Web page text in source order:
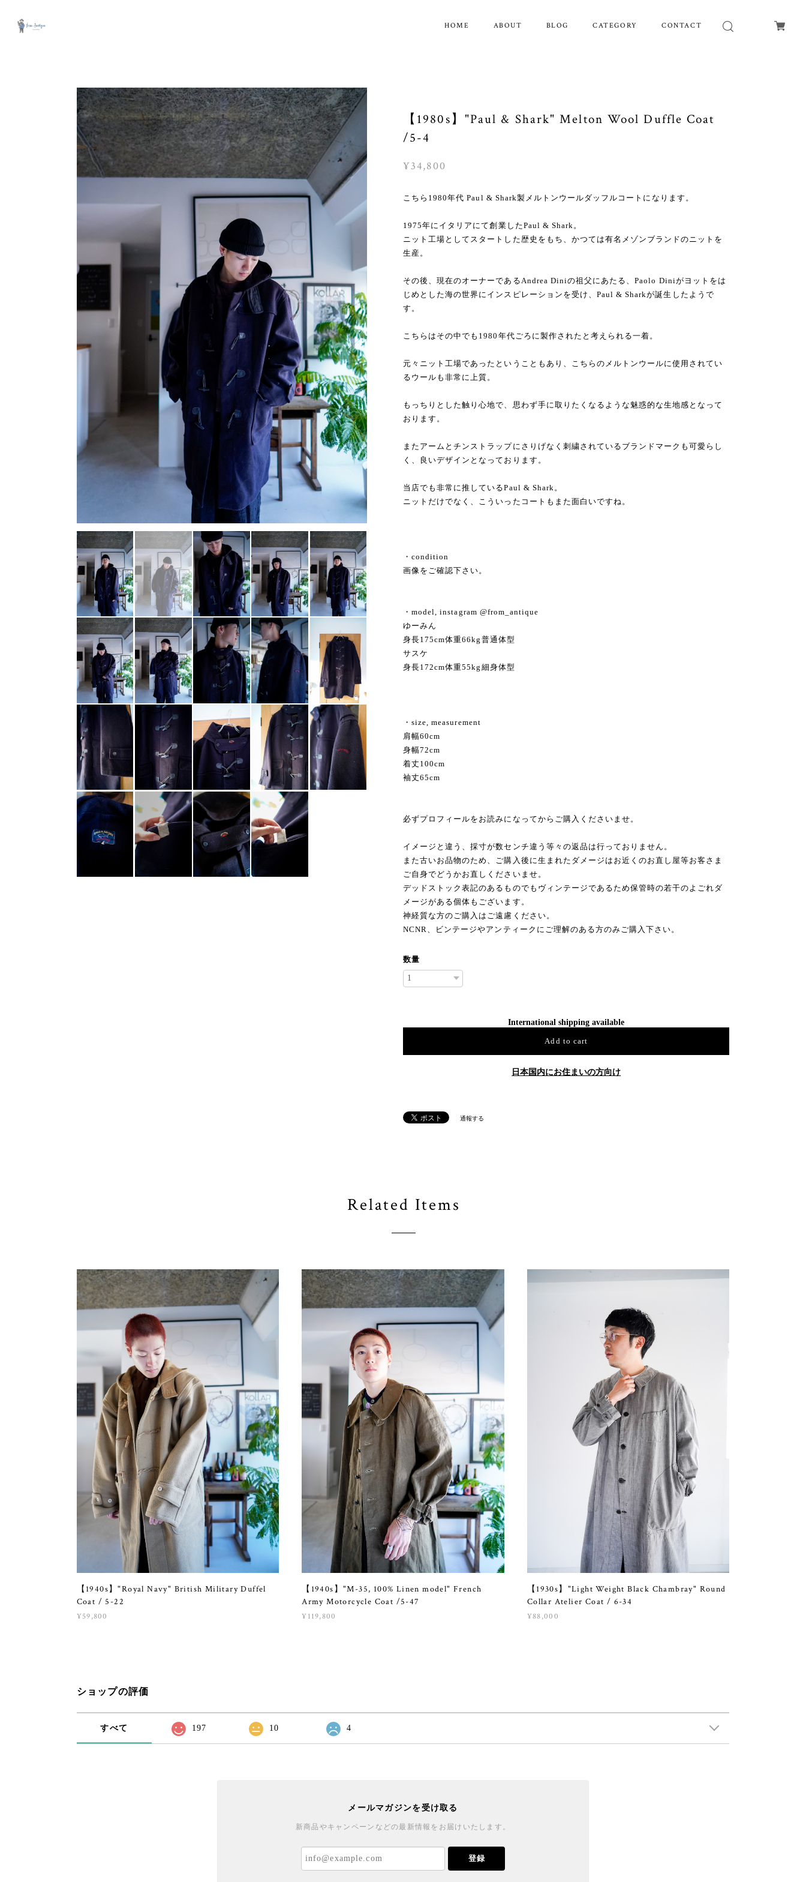
HOME ABOUT BLOG CATEGORY CONTACT
【1980s】"Paul & Shark" Melton Wool Duffle Coat
/5-4
¥34,800
こちら1980年代 Paul & Shark製メルトンウールダッフルコートになります。
1975年にイタリアにて創業したPaul & Shark。
ニット工場としてスタートした歴史をもち、かつては有名メゾンブランドのニットを
生産。
その後、現在のオーナーであるAndrea Diniの祖父にあたる、Paolo Diniがヨットをは
じめとした海の世界にインスピレーションを受け、Paul & Sharkが誕生したようで
す。
こちらはその中でも1980年代ごろに製作されたと考えられる一着。
元々ニット工場であったということもあり、こちらのメルトンウールに使用されてい
るウールも非常に上質。
もっちりとした触り心地で、思わず手に取りたくなるような魅惑的な生地感となって
おります。
またアームとチンストラップにさりげなく刺繍されているブランドマークも可愛らし
く、良いデザインとなっております。
当店でも非常に推しているPaul & Shark。
ニットだけでなく、こういったコートもまた面白いですね。
・condition
画像をご確認下さい。
・model, instagram @from_antique
ゆーみん
身長175cm体重66kg普通体型
サスケ
身長172cm体重55kg細身体型
・size, measurement
肩幅60cm
身幅72cm
着丈100cm
袖丈65cm
必ずプロフィールをお読みになってからご購入くださいませ。
イメージと違う、採寸が数センチ違う等々の返品は行っておりません。
また古いお品物のため、ご購入後に生まれたダメージはお近くのお直し屋等お客さま
ご自身でどうかお直しくださいませ。
デッドストック表記のあるものでもヴィンテージであるため保管時の若干のよごれダ
メージがある個体もございます。
神経質な方のご購入はご遠慮ください。
NCNR、ビンテージやアンティークにご理解のある方のみご購入下さい。
数量
International shipping available
Add to cart
日本国内にお住まいの方向け
通報する
Related Items
【1940s】"Royal Navy" British Military Duffel
Coat / 5-22
¥59,800
【1940s】"M-35, 100% Linen model" French
Army Motorcycle Coat /5-47
¥119,800
【1930s】"Light Weight Black Chambray" Round
Collar Atelier Coat / 6-34
¥88,000
ショップの評価
すべて 197 10 4
メールマガジンを受け取る
新商品やキャンペーンなどの最新情報をお届けいたします。
登録